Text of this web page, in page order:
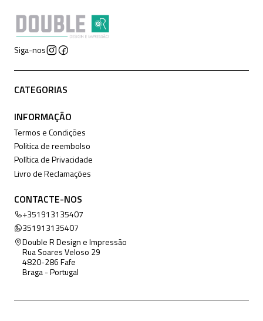
Siga-nos
CATEGORIAS
INFORMAÇÃO
Termos e Condições
Politica de reembolso
Política de Privacidade
Livro de Reclamações
CONTACTE-NOS
+351913135407
351913135407
Double R Design e Impressão
Rua Soares Veloso 29
4820-286 Fafe
Braga - Portugal